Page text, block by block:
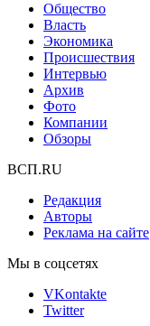
Общество
Власть
Экономика
Происшествия
Интервью
Архив
Фото
Компании
Обзоры
ВСП.RU
Редакция
Авторы
Реклама на сайте
Мы в соцсетях
VKontakte
Twitter